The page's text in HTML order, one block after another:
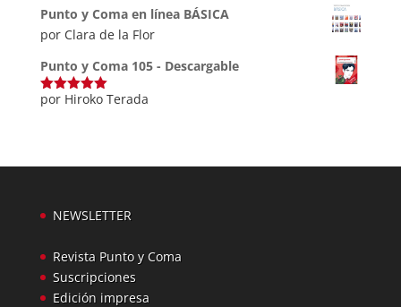
5
Punto y Coma en línea BÁSICA
por Clara de la Flor
Punto y Coma 105 - Descargable
Valorado
por Hiroko Terada
NEWSLETTER
Revista Punto y Coma
Suscripciones
Edición impresa